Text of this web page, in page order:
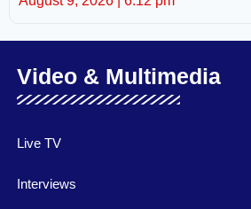
Video & Multimedia
Live TV
Interviews